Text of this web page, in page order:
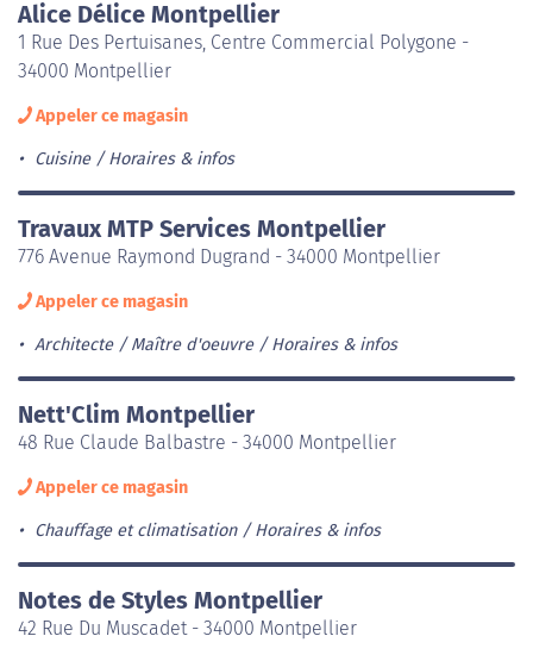
Alice Délice Montpellier
1 Rue Des Pertuisanes, Centre Commercial Polygone -
34000 Montpellier
Appeler ce magasin
Cuisine Horaires & infos
Travaux MTP Services Montpellier
776 Avenue Raymond Dugrand - 34000 Montpellier
Appeler ce magasin
Architecte / Maître d'oeuvre Horaires & infos
Nett'Clim Montpellier
48 Rue Claude Balbastre - 34000 Montpellier
Appeler ce magasin
Chauffage et climatisation Horaires & infos
Notes de Styles Montpellier
42 Rue Du Muscadet - 34000 Montpellier